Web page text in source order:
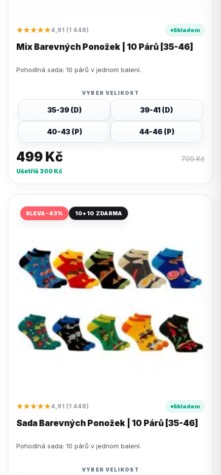
★★★★★4,91 (1 448) Skladem
Mix Barevných Ponožek | 10 Párů [35-46]
Pohodlná sada: 10 párů v jednom balení.
VYBER VELIKOST
35-39 (D) 39-41 (D)
40-43 (P) 44-46 (P)
499 Kč 799Kč
Ušetříš 300 Kč
SLEVA -43% 10+10 ZDARMA
★★★★★4,91 (1 448) Skladem
Sada Barevných Ponožek | 10 Párů [35-46]
Pohodlná sada: 10 párů v jednom balení.
VYBER VELIKOST